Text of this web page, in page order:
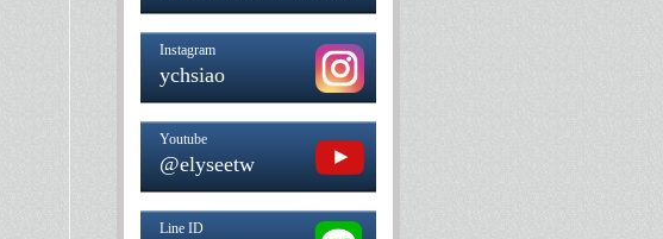
Instagram
ychsiao
Youtube
@elyseetw
Line ID